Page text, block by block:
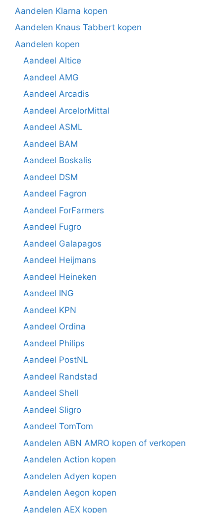
Aandelen Klarna kopen
Aandelen Knaus Tabbert kopen
Aandelen kopen
Aandeel Altice
Aandeel AMG
Aandeel Arcadis
Aandeel ArcelorMittal
Aandeel ASML
Aandeel BAM
Aandeel Boskalis
Aandeel DSM
Aandeel Fagron
Aandeel ForFarmers
Aandeel Fugro
Aandeel Galapagos
Aandeel Heijmans
Aandeel Heineken
Aandeel ING
Aandeel KPN
Aandeel Ordina
Aandeel Philips
Aandeel PostNL
Aandeel Randstad
Aandeel Shell
Aandeel Sligro
Aandeel TomTom
Aandelen ABN AMRO kopen of verkopen
Aandelen Action kopen
Aandelen Adyen kopen
Aandelen Aegon kopen
Aandelen AEX kopen